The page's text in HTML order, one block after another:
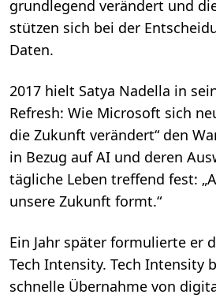
grundlegend verändert und
stützen sich bei der
Daten.
2017 hielt Satya Nadella in
Refresh: Wie Microsoft sich
die Zukunft verändert“ den
in Bezug auf AI und deren
tägliche Leben treffend fest:
unsere Zukunft formt.“
Ein Jahr später formulierte er
Tech Intensity. Tech Intensity
schnelle Übernahme von